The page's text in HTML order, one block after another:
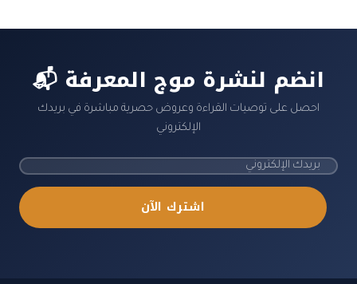
📬 انضم لنشرة موج المعرفة
احصل على توصيات القراءة وعروض حصرية مباشرة في بريدك
الإلكتروني
اشترك الآن